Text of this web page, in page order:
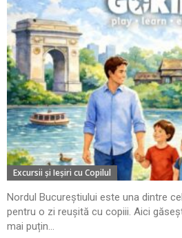
Excursii şi Ieşiri cu Copilul
Nordul Bucureștiului este una dintre
pentru o zi reușită cu copiii. Aici
mai puțin...